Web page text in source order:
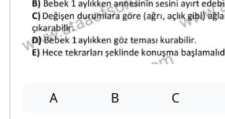
A B C